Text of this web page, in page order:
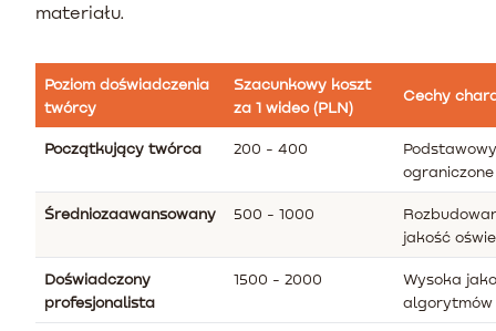
materiału.
Poziom doświadczenia
twórcy
Szacunkowy koszt
za 1 wideo (PLN)
Cechy
Początkujący twórca 200 - 400
Średniozaawansowany 500 - 1000
jakość
Doświadczony
profesjonalista
1500 - 2000
Wysoka
algorytmów